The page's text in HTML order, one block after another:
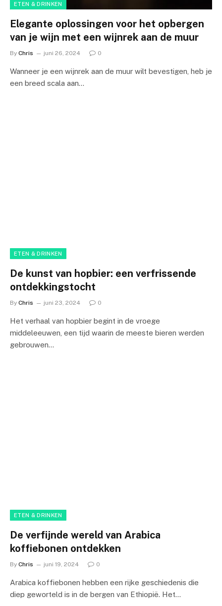
ETEN & DRINKEN
Elegante oplossingen voor het opbergen
van je wijn met een wijnrek aan de muur
By Chris juni 26, 2024 0
Wanneer je een wijnrek aan de muur wilt bevestigen, heb je
een breed scala aan…
ETEN & DRINKEN
De kunst van hopbier: een verfrissende
ontdekkingstocht
By Chris juni 23, 2024 0
Het verhaal van hopbier begint in de vroege
middeleeuwen, een tijd waarin de meeste bieren werden
gebrouwen…
ETEN & DRINKEN
De verfijnde wereld van Arabica
koffiebonen ontdekken
By Chris juni 19, 2024 0
Arabica koffiebonen hebben een rijke geschiedenis die
diep geworteld is in de bergen van Ethiopië. Het…